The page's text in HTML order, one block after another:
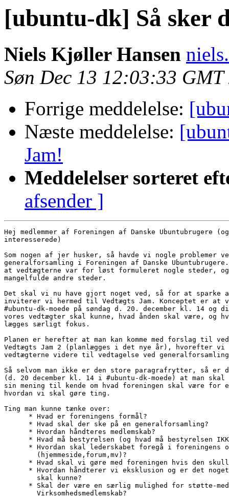
[ubuntu-dk] Så sker
Niels Kjøller Hansen
Søn Dec 13 12:03:33 GMT
Forrige meddelelse:
Næste meddelelse:
Jam!
Meddelelser sorteret
afsender ]
Hej medlemmer af Foreningen af Danske Ubuntubrugere
interesserede)
Som nogen af jer husker, så havde vi nogle problemer
generalforsamling i Foreningen af Danske
at vedtægterne var for løst formuleret nogle steder,
mangelfulde andre steder.
Det skal vi nu have gjort noget ved, så for at sparke
inviterer vi hermed til Vedtægts Jam. Konceptet er at
#ubuntu-dk-moede på søndag d. 20. december kl. 14 og
vores vedtægter skal kunne, hvad ånden skal være, og
lægges særligt fokus.
Planen er herefter at man kan komme med forslag til
Vedtægts Jam 2 (planlægges i det nye år), hvorefter vi
vedtægterne videre til vedtagelse ved
Så selvom man ikke er den store paragrafrytter, så er
(d. 20 december kl. 14 i #ubuntu-dk-moede) at man skal
sin mening til kende om hvad foreningen skal være for
hvordan vi skal gøre ting.
Ting man kunne tænke over:
      * Hvad er foreningens formål?
      * Hvad skal der ske på en generalforsamling?
      * Hvordan håndteres medlemskab?
* Hvad må bestyrelsen (og hvad må bestyrelsen
* Hvordan skal lederskabet foregå i foreningens
        (hjemmeside,forum,mv)?
* Hvad skal vi gøre med foreningen hvis den
* Hvordan håndterer vi eksklusion og er det
        skal kunne?
* Skal der være en særlig mulighed for støtte-
        Virksomhedsmedlemskab?